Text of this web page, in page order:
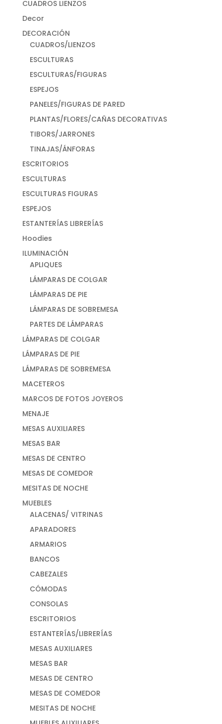
CUADROS LIENZOS
Decor
DECORACIÓN
CUADROS/LIENZOS
ESCULTURAS
ESCULTURAS/FIGURAS
ESPEJOS
PANELES/FIGURAS DE PARED
PLANTAS/FLORES/CAÑAS DECORATIVAS
TIBORS/JARRONES
TINAJAS/ÁNFORAS
ESCRITORIOS
ESCULTURAS
ESCULTURAS FIGURAS
ESPEJOS
ESTANTERÍAS LIBRERÍAS
Hoodies
ILUMINACIÓN
APLIQUES
LÁMPARAS DE COLGAR
LÁMPARAS DE PIE
LÁMPARAS DE SOBREMESA
PARTES DE LÁMPARAS
LÁMPARAS DE COLGAR
LÁMPARAS DE PIE
LÁMPARAS DE SOBREMESA
MACETEROS
MARCOS DE FOTOS JOYEROS
MENAJE
MESAS AUXILIARES
MESAS BAR
MESAS DE CENTRO
MESAS DE COMEDOR
MESITAS DE NOCHE
MUEBLES
ALACENAS/ VITRINAS
APARADORES
ARMARIOS
BANCOS
CABEZALES
CÓMODAS
CONSOLAS
ESCRITORIOS
ESTANTERÍAS/LIBRERÍAS
MESAS AUXILIARES
MESAS BAR
MESAS DE CENTRO
MESAS DE COMEDOR
MESITAS DE NOCHE